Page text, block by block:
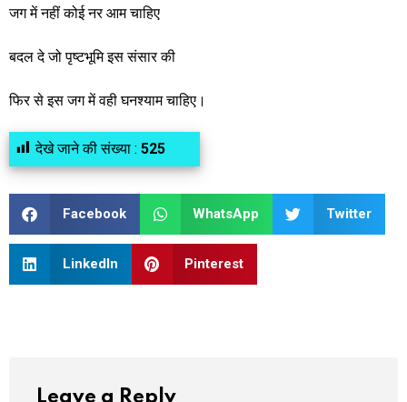
जग में नहीं कोई नर आम चाहिए
बदल दे जो पृष्टभूमि इस संसार की
फिर से इस जग में वही घनश्याम चाहिए।
देखे जाने की संख्या : 525
Facebook WhatsApp Twitter
LinkedIn Pinterest
Leave a Reply